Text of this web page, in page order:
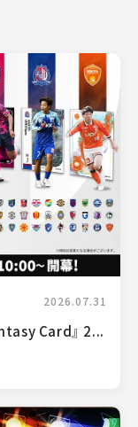
2026.07.31
Card』 2...